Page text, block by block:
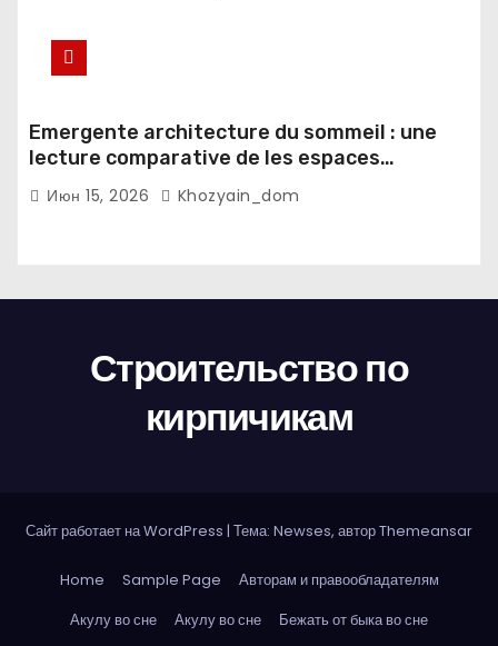
Emergente architecture du sommeil : une
lecture comparative de les espaces
domestiques et les habitudes d'ecriture
Июн 15, 2026 Khozyain_dom
Строительство по
кирпичикам
Сайт работает на WordPress | Тема: Newses, авторThemeansar
Home Sample Page
Авторам и правообладателям
Акулу во сне
Акулу во сне
Бежать от быка во сне